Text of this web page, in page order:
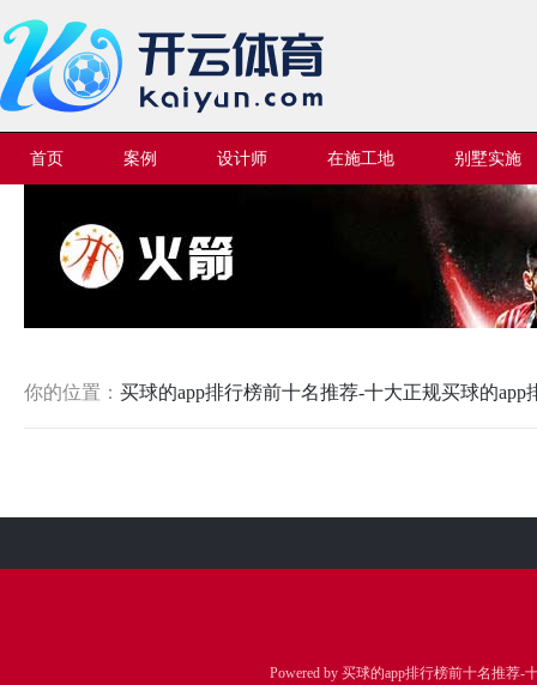
首页 案例 设计师 在施工地 别墅实施
你的位置： 买球的app排行榜前十名推荐-十大正规买球的app
Powered by 买球的app排行榜前十名推荐-